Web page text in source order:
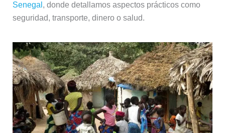
Senegal , donde detallamos aspectos prácticos como
seguridad, transporte, dinero o salud.